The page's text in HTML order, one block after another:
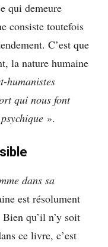
qui demeure
consiste toutefois
C’est que
la nature humaine
humanistes
qui nous font
».
dans sa
est résolument
qu’il n’y soit
ce livre, c’est